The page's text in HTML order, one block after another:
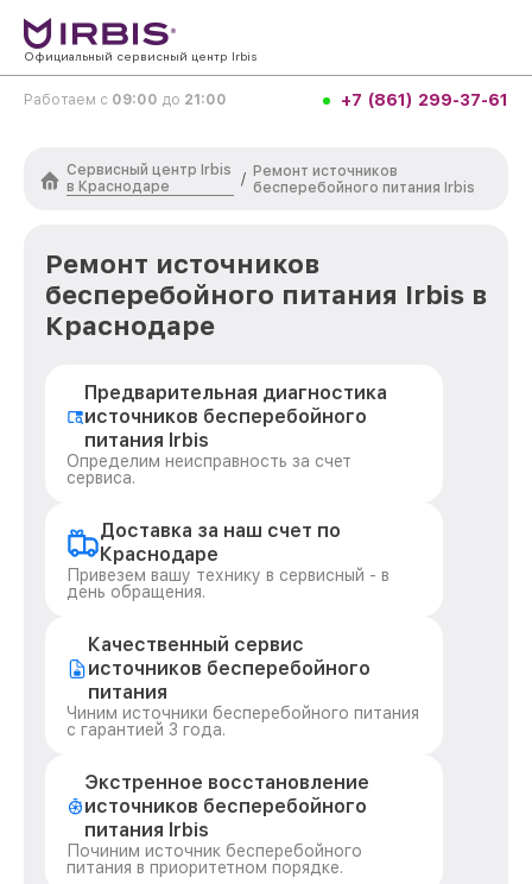
Официальный сервисный центр Irbis
Работаем с 09:00 до 21:00 +7 (861) 299-37-61
Сервисный центр Irbis
в Краснодаре
/ Ремонт источников
бесперебойного питания Irbis
Ремонт источников
бесперебойного питания Irbis в
Краснодаре
Предварительная диагностика
источников бесперебойного
питания Irbis
Определим неисправность за счет
сервиса.
Доставка за наш счет по
Краснодаре
Привезем вашу технику в сервисный - в
день обращения.
Качественный сервис
источников бесперебойного
питания
Чиним источники бесперебойного питания
с гарантией 3 года.
Экстренное восстановление
источников бесперебойного
питания Irbis
Починим источник бесперебойного
питания в приоритетном порядке.